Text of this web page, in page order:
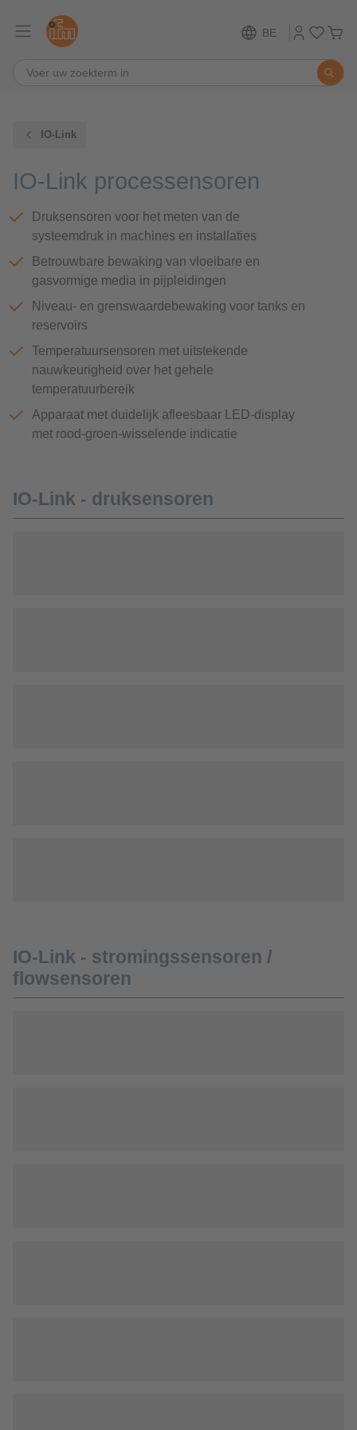
BE
IO-Link
IO-Link processensoren
Druksensoren voor het meten van de
systeemdruk in machines en installaties
Betrouwbare bewaking van vloeibare en
gasvormige media in pijpleidingen
Niveau- en grenswaardebewaking voor tanks en
reservoirs
Temperatuursensoren met uitstekende
nauwkeurigheid over het gehele
temperatuurbereik
Apparaat met duidelijk afleesbaar LED-display
met rood-groen-wisselende indicatie
IO-Link - druksensoren
IO-Link - stromingssensoren /
flowsensoren